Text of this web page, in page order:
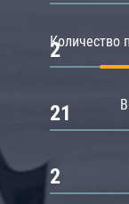
Количество
2
21
2